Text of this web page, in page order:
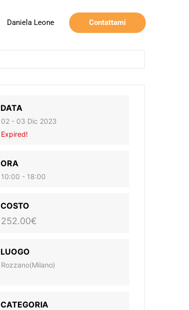
Daniela Leone Contattami
DATA
02 - 03 Dic 2023
Expired!
ORA
10:00 - 18:00
COSTO
252.00€
LUOGO
Rozzano(Milano)
CATEGORIA